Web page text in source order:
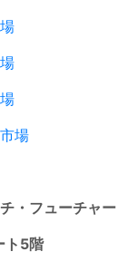
場
・フューチャー
ト5階